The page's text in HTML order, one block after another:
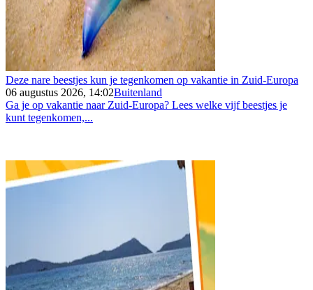
Deze nare beestjes kun je tegenkomen op vakantie in Zuid-Europa
06 augustus 2026, 14:02Buitenland
Ga je op vakantie naar Zuid-Europa? Lees welke vijf beestjes je
kunt tegenkomen,...